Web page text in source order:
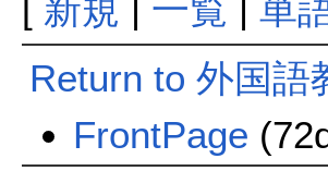
[ 新規 | 一覧 | 単
Return to 外国語
FrontPage